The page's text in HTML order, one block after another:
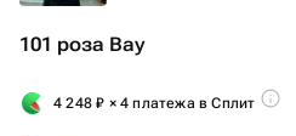
101 роза Вау
4 248₽ × 4 платежа в Сплит